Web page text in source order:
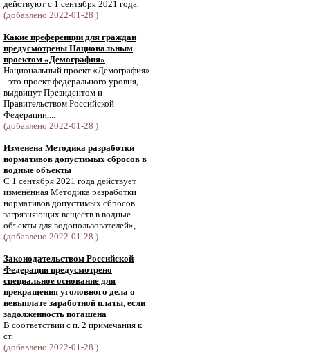
действуют с 1 сентября 2021 года.
(добавлено 2022-01-28 )
Какие преференции для граждан
предусмотрены Национальным
проектом «Демография»
Национальный проект «Демография»
- это проект федерального уровня,
выдвинут Президентом и
Правительством Российской
Федерации,...
(добавлено 2022-01-28 )
Изменена Методика разработки
нормативов допустимых сбросов в
водные объекты
С 1 сентября 2021 года действует
изменённая Методика разработки
нормативов допустимых сбросов
загрязняющих веществ в водные
объекты для водопользователей»,...
(добавлено 2022-01-28 )
Законодательством Российской
Федерации предусмотрено
специальное основание для
прекращения уголовного дела о
невыплате заработной платы, если
задолженность погашена
В соответствии с п. 2 примечания к
ст.
(добавлено 2022-01-28 )